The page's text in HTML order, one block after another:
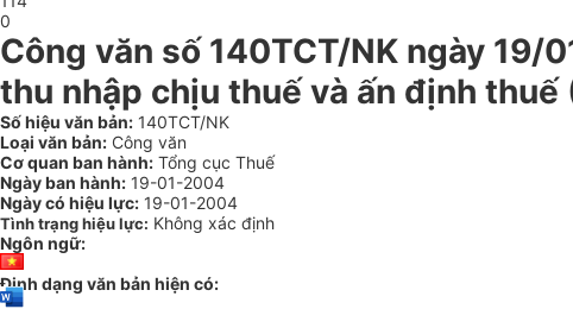
0
Công văn số 140TCT/NK ngày
thu nhập chịu thuế và ấn định
Số hiệu văn bản: 140TCT/NK
Loại văn bản: Công văn
Cơ quan ban hành: Tổng cục Thuế
Ngày ban hành: 19-01-2004
Ngày có hiệu lực: 19-01-2004
Tình trạng hiệu lực: Không xác định
Ngôn ngữ:
Định dạng văn bản hiện có: